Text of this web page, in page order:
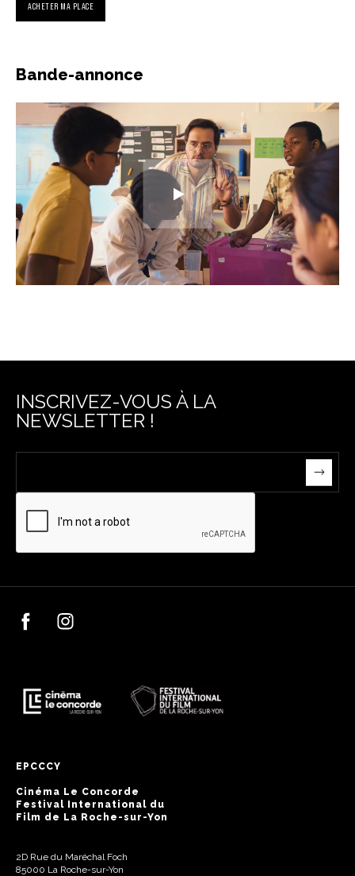
ACHETER MA PLACE
Bande-annonce
INSCRIVEZ-VOUS À LA
NEWSLETTER !
EPCCCY
Cinéma Le Concorde
Festival International du
Film de La Roche-sur-Yon
2D Rue du Maréchal Foch
85000 La Roche-sur-Yon